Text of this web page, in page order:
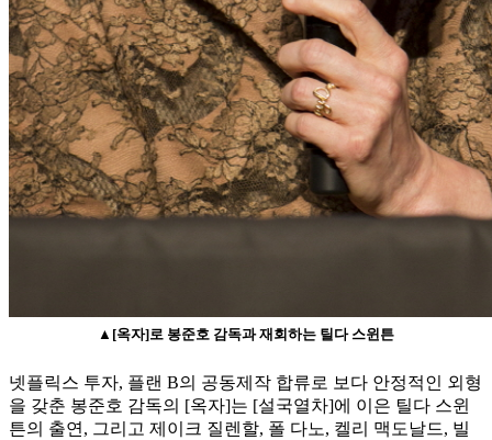
▲[옥자]로 봉준호 감독과 재회하는 틸다 스윈튼
넷플릭스 투자, 플랜 B의 공동제작 합류로 보다 안정적인 외형
을 갖춘 봉준호 감독의 [옥자]는 [설국열차]에 이은 틸다 스윈
튼의 출연, 그리고 제이크 질렌할, 폴 다노, 켈리 맥도날드, 빌